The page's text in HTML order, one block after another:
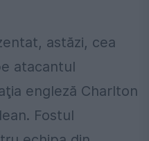
astăzi, cea
atacantul
engleză Charlton
Fostul